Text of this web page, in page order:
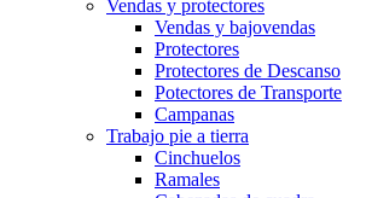
Vendas y protectores
Vendas y bajovendas
Protectores
Protectores de Descanso
Potectores de Transporte
Campanas
Trabajo pie a tierra
Cinchuelos
Ramales